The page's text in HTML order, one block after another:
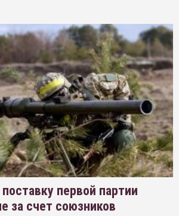
первой партии
за счет союзников